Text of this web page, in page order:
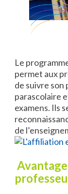
Le
permet aux
de suivre son
parascolaire
examens. Ils
de